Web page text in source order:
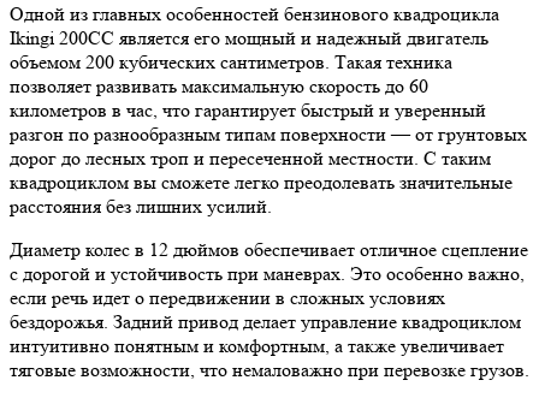
Одной из главных особенностей бензинового квадроцикла
Ikingi 200CC является его мощный и надежный двигатель
объемом 200 кубических сантиметров. Такая техника
позволяет развивать максимальную скорость до 60
километров в час, что гарантирует быстрый и уверенный
разгон по разнообразным типам поверхности — от грунтовых
дорог до лесных троп и пересеченной местности. С таким
квадроциклом вы сможете легко преодолевать значительные
расстояния без лишних усилий.
Диаметр колес в 12 дюймов обеспечивает отличное сцепление
с дорогой и устойчивость при маневрах. Это особенно важно,
если речь идет о передвижении в сложных условиях
бездорожья. Задний привод делает управление квадроциклом
интуитивно понятным и комфортным, а также увеличивает
тяговые возможности, что немаловажно при перевозке грузов.